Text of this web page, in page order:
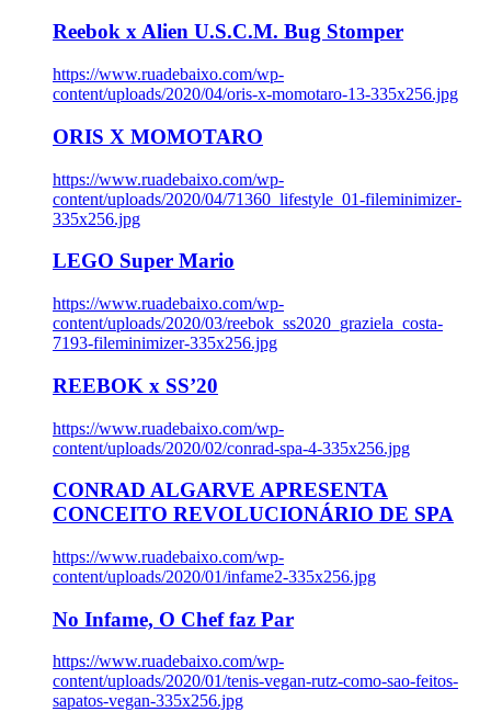
Reebok x Alien U.S.C.M. Bug Stomper
https://www.ruadebaixo.com/wp-
content/uploads/2020/04/oris-x-momotaro-13-335x256.jpg
ORIS X MOMOTARO
https://www.ruadebaixo.com/wp-
content/uploads/2020/04/71360_lifestyle_01-fileminimizer-
335x256.jpg
LEGO Super Mario
https://www.ruadebaixo.com/wp-
content/uploads/2020/03/reebok_ss2020_graziela_costa-
7193-fileminimizer-335x256.jpg
REEBOK x SS’20
https://www.ruadebaixo.com/wp-
content/uploads/2020/02/conrad-spa-4-335x256.jpg
CONRAD ALGARVE APRESENTA
CONCEITO REVOLUCIONÁRIO DE SPA
https://www.ruadebaixo.com/wp-
content/uploads/2020/01/infame2-335x256.jpg
No Infame, O Chef faz Par
https://www.ruadebaixo.com/wp-
content/uploads/2020/01/tenis-vegan-rutz-como-sao-feitos-
sapatos-vegan-335x256.jpg